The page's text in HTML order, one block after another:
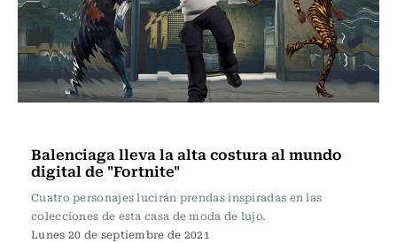
Balenciaga lleva la alta costura al mundo
digital de "Fortnite"
Cuatro personajes lucirán prendas inspiradas en las
colecciones de esta casa de moda de lujo.
Lunes 20 de septiembre de 2021